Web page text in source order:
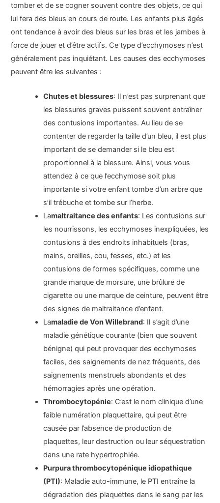
tomber et de se cogner souvent contre des objets, ce qui
lui fera des bleus en cours de route. Les enfants plus âgés
ont tendance à avoir des bleus sur les bras et les jambes à
force de jouer et d’être actifs. Ce type d’ecchymoses n’est
généralement pas inquiétant. Les causes des ecchymoses
peuvent être les suivantes :
Chutes et blessures: Il n’est pas surprenant que
les blessures graves puissent souvent entraîner
des contusions importantes. Au lieu de se
contenter de regarder la taille d’un bleu, il est plus
important de se demander si le bleu est
proportionnel à la blessure. Ainsi, vous vous
attendez à ce que l’ecchymose soit plus
importante si votre enfant tombe d’un arbre que
s’il trébuche et tombe sur l’herbe.
Lamaltraitance des enfants: Les contusions sur
les nourrissons, les ecchymoses inexpliquées, les
contusions à des endroits inhabituels (bras,
mains, oreilles, cou, fesses, etc.) et les
contusions de formes spécifiques, comme une
grande marque de morsure, une brûlure de
cigarette ou une marque de ceinture, peuvent être
des signes de maltraitance d’enfant.
Lamaladie de Von Willebrand: Il s’agit d’une
maladie génétique courante (bien que souvent
bénigne) qui peut provoquer des ecchymoses
faciles, des saignements de nez fréquents, des
saignements menstruels abondants et des
hémorragies après une opération.
Thrombocytopénie: C’est le nom clinique d’une
faible numération plaquettaire, qui peut être
causée par l’absence de production de
plaquettes, leur destruction ou leur séquestration
dans une rate hypertrophiée.
Purpura thrombocytopénique idiopathique
(PTI): Maladie auto-immune, le PTI entraîne la
dégradation des plaquettes dans le sang par les